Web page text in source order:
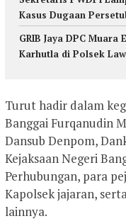
Kasus Dugaan
GRIB Jaya DPC
Karhutla di Polsek
Turut hadir dalam
Banggai Furqanudin
Dansub Denpom,
Kejaksaan Negeri
Perhubungan, para
Kapolsek jajaran,
lainnya.